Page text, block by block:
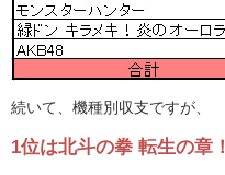
続いて、機種別収支ですが、
1位は北斗の拳 転生の章！